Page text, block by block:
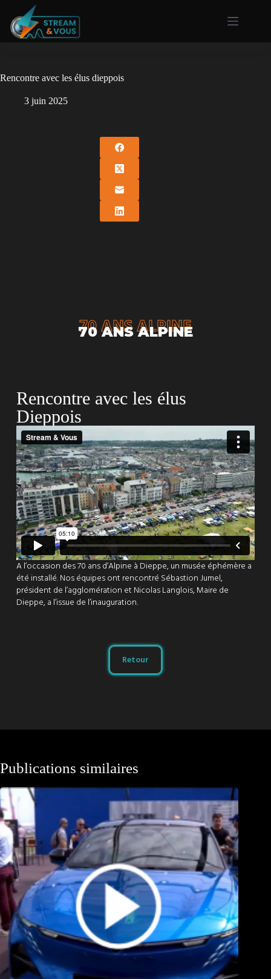
Rencontre avec les élus dieppois
3 juin 2025
70 ANS ALPINE
70 ANS ALPINE
Rencontre avec les élus
Dieppois
A l’occasion des 70 ans d’Alpine à Dieppe, un musée éphémère a
été installé. Nos équipes ont rencontré Sébastion Jumel,
président de l’agglomération et Nicolas Langlois, Maire de
Dieppe, a l’issue de l’inauguration.
Retour
Publications similaires